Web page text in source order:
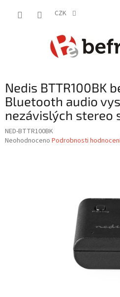
CZK
Nedis BTTR100BK
Bluetooth audio
nezávislých stereo
NED-BTTR100BK
Průměrné
Neohodnoceno Podrobnosti